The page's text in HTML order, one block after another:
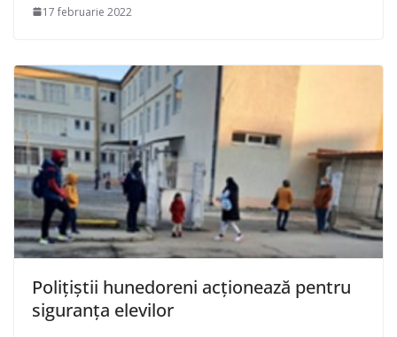
17 februarie 2022
Polițiștii hunedoreni acționează pentru
siguranța elevilor